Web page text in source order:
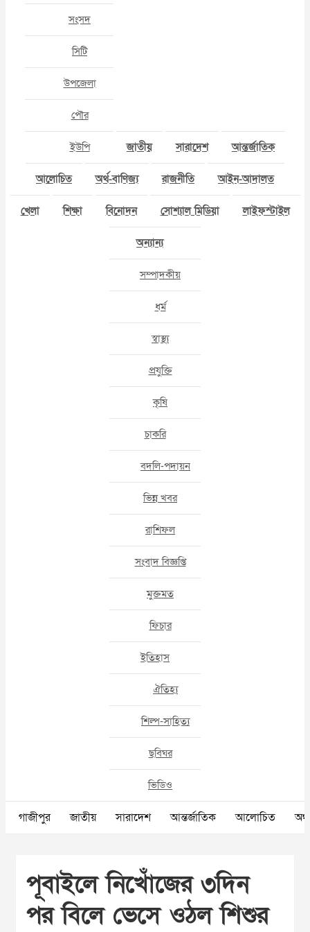
সংসদ
সিটি
উপজেলা
পৌর
ইউপি জাতীয় সারাদেশ আন্তর্জাতিক
আলোচিত অর্থ-বাণিজ্য রাজনীতি আইন-আদালত
খেলা শিক্ষা বিনোদন সোশ্যাল মিডিয়া লাইফস্টাইল
অন্যান্য
সম্পাদকীয়
ধর্ম
স্বাস্থ্য
প্রযুক্তি
কৃষি
চাকরি
বদলি-পদায়ন
ভিন্ন খবর
রাশিফল
সংবাদ বিজ্ঞপ্তি
মুক্তমত
ফিচার
ইতিহাস
ঐতিহ্য
শিল্প-সাহিত্য
ছবিঘর
ভিডিও
গাজীপুর জাতীয় সারাদেশ আন্তর্জাতিক আলোচিত
পূবাইলে নিখোঁজের ৩দিন
পর বিলে ভেসে ওঠল শিশুর